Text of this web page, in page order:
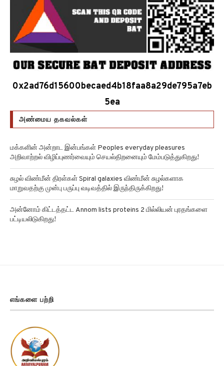
0x2ad76d15600becaed4b18faa8a29de795a7eb
5ea
அண்மைய தகவல்கள்
மக்களின் அன்றாட இன்பங்கள் Peoples everyday pleasures
அறிவாற்றல் விழிப்புணர்வையும் செயல்திறனையும் மேம்படுத்துகிறது!
சுழல் விண்மீன் திரள்கள் Spiral galaxies விண்மீன் சுழல்களாக
மாறுவதற்கு முன்பு பருப்பு வடிவத்தில் இருந்திருக்கிறது!
அன்னோம் கிட்டத்தட்ட Annom lists proteins 2 மில்லியன் புரதங்களை
பட்டியலிடுகிறது!
எங்களை பற்றி